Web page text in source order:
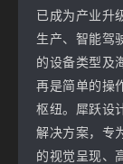
已成为产业升
生产、智能驾
的设备类型及
再是简单的操
枢纽。犀跃设
解决方案，专
的视觉呈现、